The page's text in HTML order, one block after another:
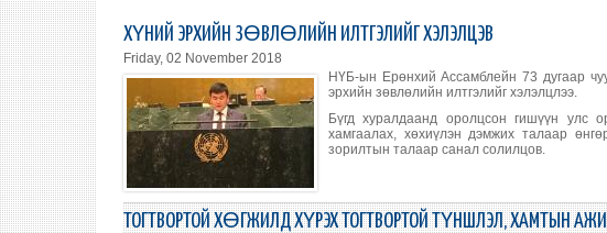
ХҮНИЙ ЭРХИЙН ЗӨВЛӨЛИЙН ИЛТГЭЛИЙГ ХЭЛЭЛЦЭВ
Friday, 02 November 2018
НҮБ-ын Ерөнхий Ассамблейн 73 дугаар
эрхийн зөвлөлийн илтгэлийг хэлэлцлээ.
Бүгд хуралдаанд оролцсон гишүүн улс
хамгаалах, хөхиүлэн дэмжих талаар
зорилтын талаар санал солилцов.
ТОГТВОРТОЙ ХӨГЖИЛД ХҮРЭХ ТОГТВОРТОЙ ТҮНШЛЭЛ, ХАМТЫН